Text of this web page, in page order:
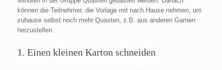
können die Teilnehmer, die Vorlage mit nach Hause nehmen, um
zuhause selbst noch mehr Quasten, z.B. aus anderen Garnen
herzustellen.
1. Einen kleinen Karton schneiden